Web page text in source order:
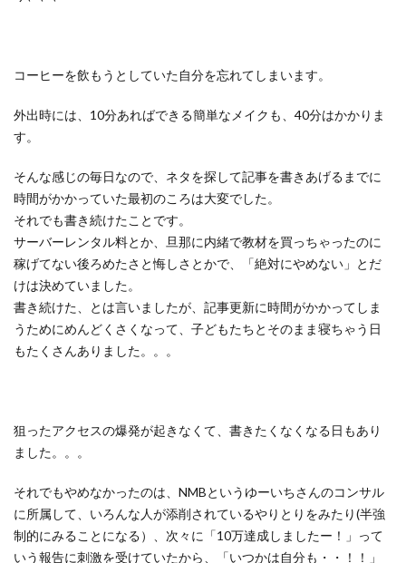
コーヒーを飲もうとしていた自分を忘れてしまいます。
外出時には、10分あればできる簡単なメイクも、40分はかかりま
す。
そんな感じの毎日なので、ネタを探して記事を書きあげるまでに
時間がかかっていた最初のころは大変でした。
それでも書き続けたことです。
サーバーレンタル料とか、旦那に内緒で教材を買っちゃったのに
稼げてない後ろめたさと悔しさとかで、「絶対にやめない」とだ
けは決めていました。
書き続けた、とは言いましたが、記事更新に時間がかかってしま
うためにめんどくさくなって、子どもたちとそのまま寝ちゃう日
もたくさんありました。。。
狙ったアクセスの爆発が起きなくて、書きたくなくなる日もあり
ました。。。
それでもやめなかったのは、NMBというゆーいちさんのコンサル
に所属して、いろんな人が添削されているやりとりをみたり(半強
制的にみることになる）、次々に「10万達成しましたー！」って
いう報告に刺激を受けていたから、「いつかは自分も・・！！」